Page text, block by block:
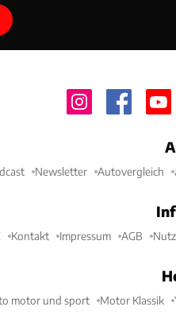
Newsletter Autovergleich
Kontakt Impressum AGB
motor und sport Motor Klassik